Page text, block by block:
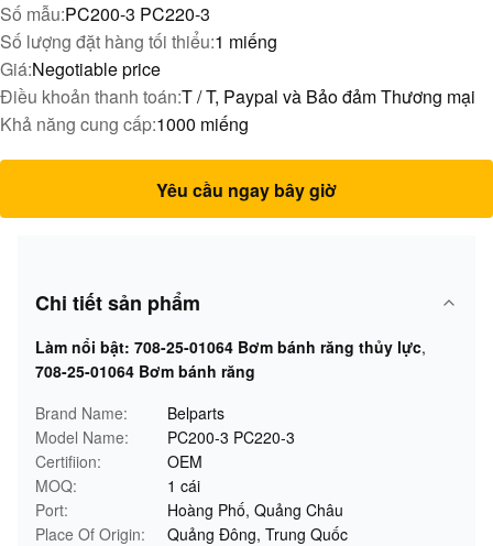
Số mẫu:PC200-3 PC220-3
Số lượng đặt hàng tối thiểu:1 miếng
Giá:Negotiable price
Điều khoản thanh toán:T / T, Paypal và Bảo đảm Thương mại
Khả năng cung cấp:1000 miếng
Yêu cầu ngay bây giờ
Chi tiết sản phẩm
Làm nổi bật: 708-25-01064 Bơm bánh răng thủy lực,
708-25-01064 Bơm bánh răng
Brand Name:
Belparts
Model Name:
PC200-3 PC220-3
Certifiion:
OEM
MOQ:
1 cái
Port:
Hoàng Phố, Quảng Châu
Place Of Origin:
Quảng Đông, Trung Quốc